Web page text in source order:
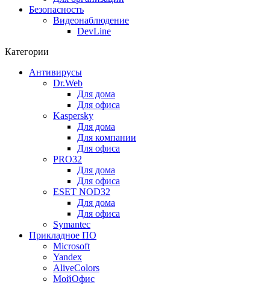
Безопасность
Видеонаблюдение
DevLine
Категории
Антивирусы
Dr.Web
Для дома
Для офиса
Kaspersky
Для дома
Для компании
Для офиса
PRO32
Для дома
Для офиса
ESET NOD32
Для дома
Для офиса
Symantec
Прикладное ПО
Microsoft
Yandex
AliveColors
МойОфис